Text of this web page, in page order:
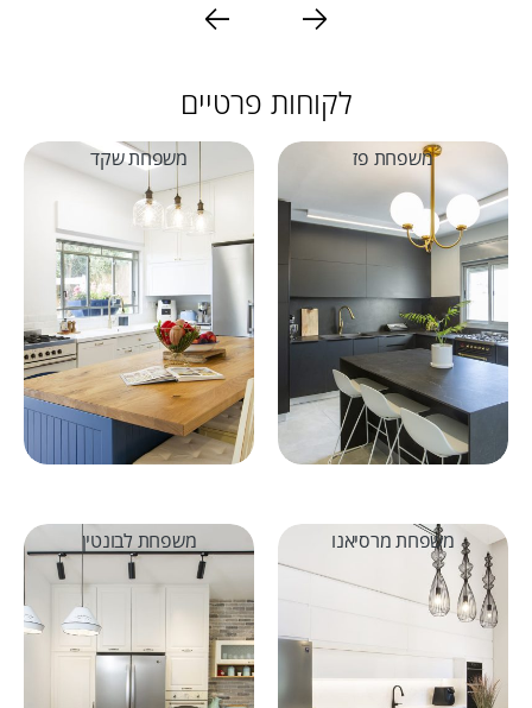
לקוחות פרטיים
משפחת פז משפחת שקד
משפחת מרסיאנו משפחת לבונטין